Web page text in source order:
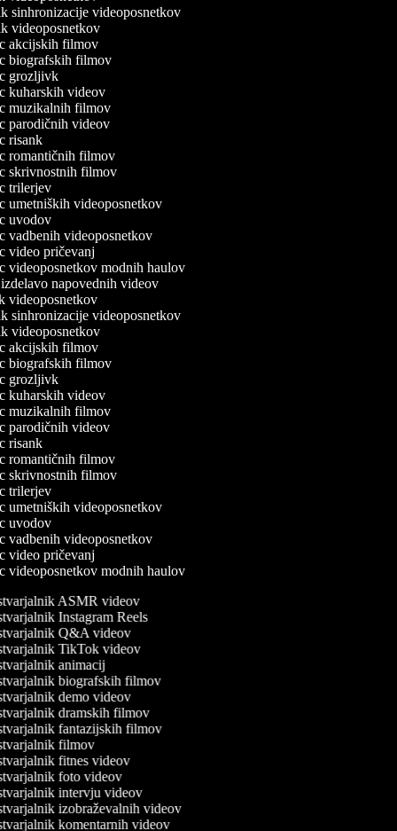
sinhronizacije videoposnetkov
videoposnetkov
akcijskih filmov
biografskih filmov
grozljivk
kuharskih videov
muzikalnih filmov
parodičnih videov
risank
romantičnih filmov
skrivnostnih filmov
trilerjev
umetniških videoposnetkov
uvodov
vadbenih videoposnetkov
video pričevanj
videoposnetkov modnih haulov
izdelavo napovednih videov
videoposnetkov
sinhronizacije videoposnetkov
videoposnetkov
akcijskih filmov
biografskih filmov
grozljivk
kuharskih videov
muzikalnih filmov
parodičnih videov
risank
romantičnih filmov
skrivnostnih filmov
trilerjev
umetniških videoposnetkov
uvodov
vadbenih videoposnetkov
video pričevanj
videoposnetkov modnih haulov
ASMR videov
Instagram Reels
Q&A videov
TikTok videov
animacij
biografskih filmov
demo videov
dramskih filmov
fantazijskih filmov
filmov
fitnes videov
foto videov
intervju videov
izobraževalnih videov
komentarnih videov